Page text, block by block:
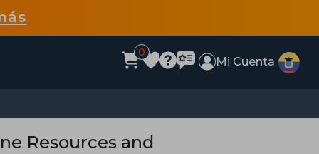
0
Mi Cuenta
Resources and